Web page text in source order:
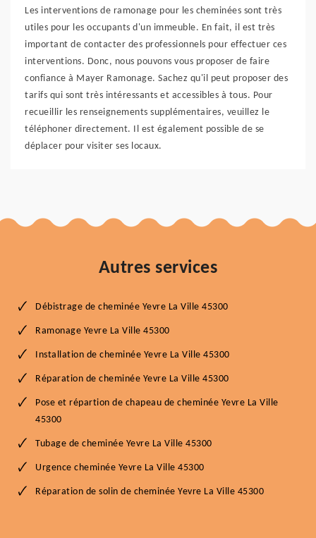
Les interventions de ramonage pour les cheminées sont très
utiles pour les occupants d'un immeuble. En fait, il est très
important de contacter des professionnels pour effectuer ces
interventions. Donc, nous pouvons vous proposer de faire
confiance à Mayer Ramonage. Sachez qu'il peut proposer des
tarifs qui sont très intéressants et accessibles à tous. Pour
recueillir les renseignements supplémentaires, veuillez le
téléphoner directement. Il est également possible de se
déplacer pour visiter ses locaux.
Autres services
Débistrage de cheminée Yevre La Ville 45300
Ramonage Yevre La Ville 45300
Installation de cheminée Yevre La Ville 45300
Réparation de cheminée Yevre La Ville 45300
Pose et répartion de chapeau de cheminée Yevre La Ville
45300
Tubage de cheminée Yevre La Ville 45300
Urgence cheminée Yevre La Ville 45300
Réparation de solin de cheminée Yevre La Ville 45300